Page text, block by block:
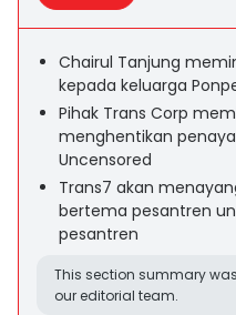
Chairul Tanjung
kepada keluarga
Pihak Trans Corp
menghentikan
Uncensored
Trans7 akan
bertema pesantren
pesantren
This section summary
our editorial team.